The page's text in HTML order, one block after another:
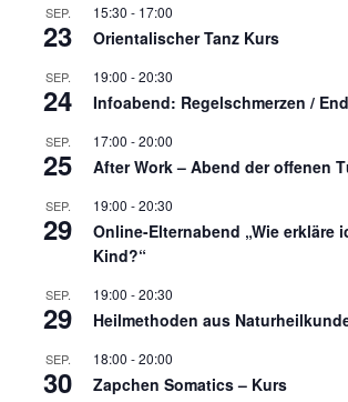
SEP.
23
15:30 - 17:00
Orientalischer Tanz Kurs
SEP.
24
19:00 -20:30
Infoabend: Regelschmerzen /
SEP.
25
17:00 -20:00
After Work – Abend der offenen
SEP.
29
19:00 -20:30
Online-Elternabend „Wie erkläre
Kind?“
SEP.
29
19:00 -20:30
Heilmethoden aus
SEP.
30
18:00 -20:00
Zapchen Somatics – Kurs